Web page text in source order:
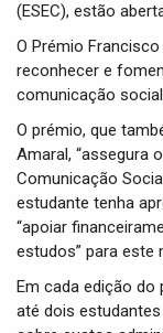
(ESEC), estão
O Prémio
reconhecer e
comunicação
O prémio, que
Amaral, “assegura
Comunicação
estudante tenha
“apoiar
estudos” para este
Em cada edição do
até dois